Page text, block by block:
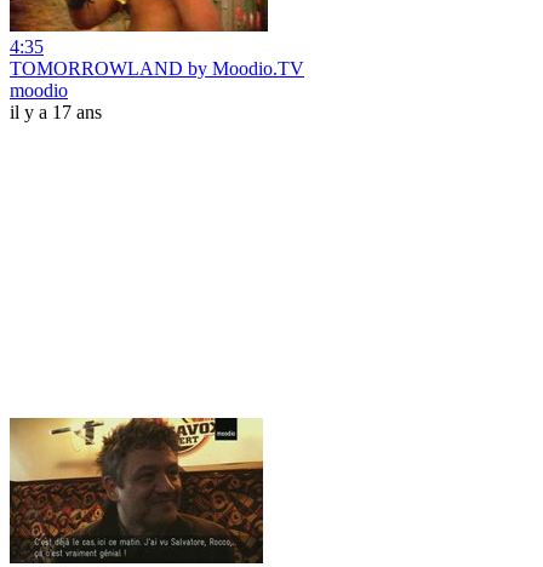
4:35
TOMORROWLAND by Moodio.TV
moodio
il y a 17 ans